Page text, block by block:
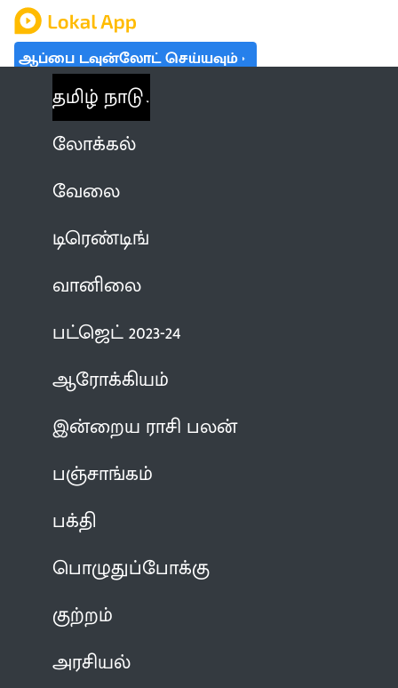
ஆப்பை டவுன்லோட் செய்யவும்
தமிழ் நாடு
லோக்கல்
வேலை
டிரெண்டிங்
வானிலை
பட்ஜெட் 2023-24
ஆரோக்கியம்
இன்றைய ராசி பலன்
பஞ்சாங்கம்
பக்தி
பொழுதுப்போக்கு
குற்றம்
அரசியல்